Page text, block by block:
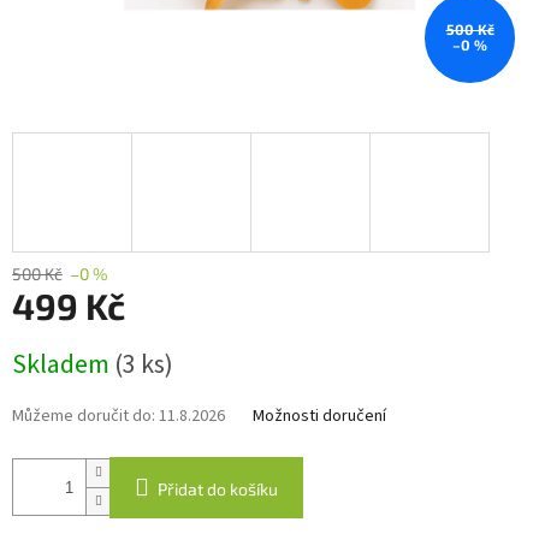
500 Kč
–0 %
500 Kč –0 %
499 Kč
cena:
Skladem (3 ks)
Můžeme doručit do: 11.8.2026 Možnosti doručení
Přidat do košíku